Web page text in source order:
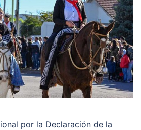
por la Declaración de la